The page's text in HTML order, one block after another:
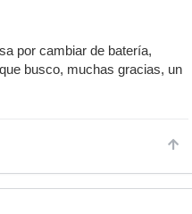
por cambiar de batería,
busco, muchas gracias, un